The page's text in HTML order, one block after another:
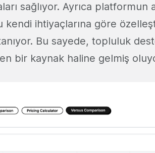
sağlıyor. Ayrıca platformun
kendi ihtiyaçlarına göre
Bu sayede, topluluk
bir kaynak haline gelmiş